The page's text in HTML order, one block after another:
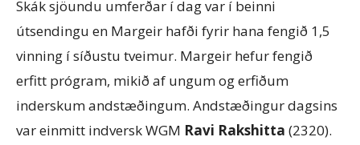
Skák sjöundu umferðar í dag var í beinni
útsendingu en Margeir hafði fyrir hana fengið 1,5
vinning í síðustu tveimur. Margeir hefur fengið
erfitt prógram, mikið af ungum og erfiðum
inderskum andstæðingum. Andstæðingur dagsins
var einmitt indversk WGM Ravi Rakshitta (2320).